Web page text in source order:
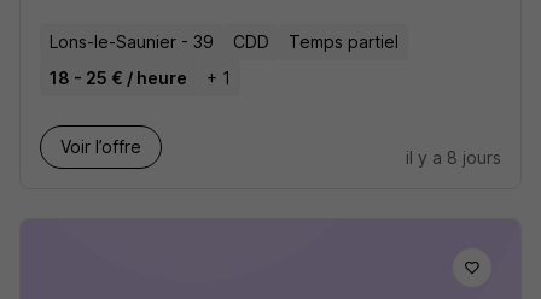
Lons-le-Saunier - 39 CDD
Temps partiel
18 - 25 € / heure
+ 1
Voir l’offre
il y a 8 jours